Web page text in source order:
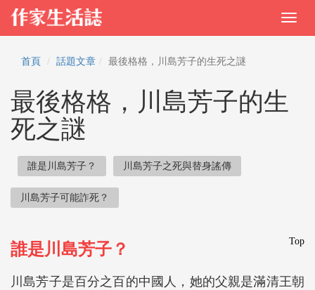
首頁 話題文章 最後格格，川島芳子的生死之謎
最後格格，川島芳子的生
死之謎
誰是川島芳子？ 川島芳子之死與替身謠傳
川島芳子可能詐死？
Top
誰是川島芳子？
川島芳子是百分之百的中國人，她的父親是滿清王朝